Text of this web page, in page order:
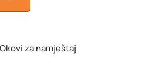
Okovi za namještaj